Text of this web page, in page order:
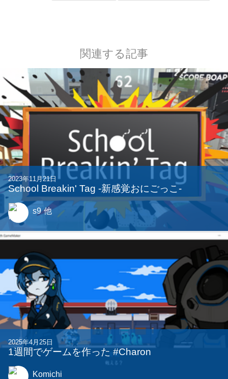
関連する記事
2023年11月21日
School Breakin' Tag -新感覚おにごっこ-
s9 他
2025年4月25日
1週間でゲームを作った #Charon
Komichi